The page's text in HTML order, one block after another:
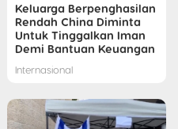
Keluarga Berpenghasilan
Rendah China Diminta
Untuk Tinggalkan Iman
Demi Bantuan Keuangan
Internasional